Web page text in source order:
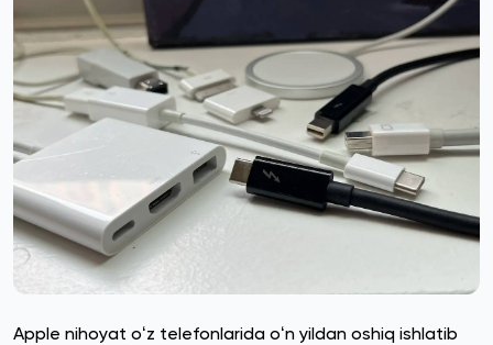
Apple nihoyat oʻz telefonlarida oʻn yildan oshiq ishlatib